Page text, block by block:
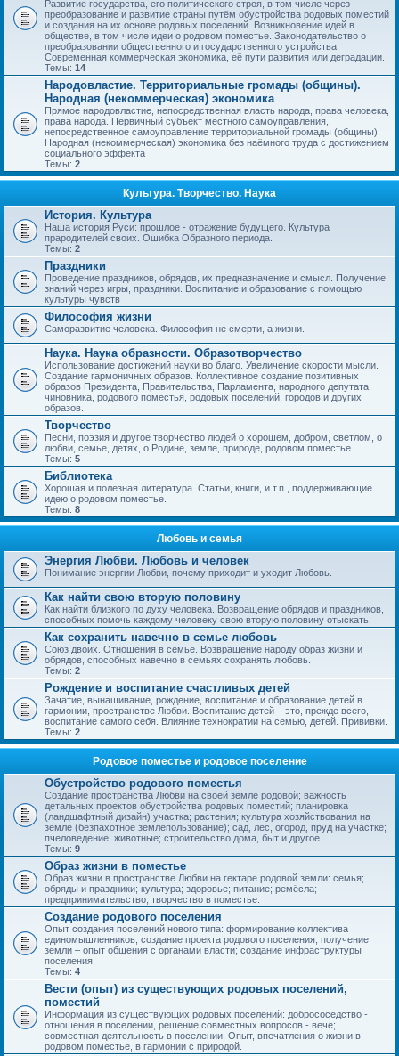
Развитие государства, его политического строя, в том числе через
преобразование и развитие страны путём обустройства родовых поместий
и создания на их основе родовых поселений. Возникновение идей в
обществе, в том числе идеи о родовом поместье. Законодательство о
преобразовании общественного и государственного устройства.
Современная коммерческая экономика, её пути развития или деградации.
Темы: 14
Народовластие. Территориальные громады (общины).
Народная (некоммерческая) экономика
Прямое народовластие, непосредственная власть народа, права человека,
права народа. Первичный субъект местного самоуправления,
непосредственное самоуправление территориальной громады (общины).
Народная (некоммерческая) экономика без наёмного труда с достижением
социального эффекта
Темы: 2
Культура. Творчество. Наука
История. Культура
Наша история Руси: прошлое - отражение будущего. Культура
прародителей своих. Ошибка Образного периода.
Темы: 2
Праздники
Проведение праздников, обрядов, их предназначение и смысл. Получение
знаний через игры, праздники. Воспитание и образование с помощью
культуры чувств
Философия жизни
Саморазвитие человека. Философия не смерти, а жизни.
Наука. Наука образности. Образотворчество
Использование достижений науки во благо. Увеличение скорости мысли.
Создание гармоничных образов. Коллективное создание позитивных
образов Президента, Правительства, Парламента, народного депутата,
чиновника, родового поместья, родовых поселений, городов и других
образов.
Творчество
Песни, поэзия и другое творчество людей о хорошем, добром, светлом, о
любви, семье, детях, о Родине, земле, природе, родовом поместье.
Темы: 5
Библиотека
Хорошая и полезная литература. Статьи, книги, и т.п., поддерживающие
идею о родовом поместье.
Темы: 8
Любовь и семья
Энергия Любви. Любовь и человек
Понимание энергии Любви, почему приходит и уходит Любовь.
Как найти свою вторую половину
Как найти близкого по духу человека. Возвращение обрядов и праздников,
способных помочь каждому человеку свою вторую половину отыскать.
Как сохранить навечно в семье любовь
Союз двоих. Отношения в семье. Возвращение народу образ жизни и
обрядов, способных навечно в семьях сохранять любовь.
Темы: 2
Рождение и воспитание счастливых детей
Зачатие, вынашивание, рождение, воспитание и образование детей в
гармонии, пространстве Любви. Воспитание детей – это, прежде всего,
воспитание самого себя. Влияние технократии на семью, детей. Прививки.
Темы: 2
Родовое поместье и родовое поселение
Обустройство родового поместья
Создание пространства Любви на своей земле родовой; важность
детальных проектов обустройства родовых поместий; планировка
(ландшафтный дизайн) участка; растения; культура хозяйствования на
земле (безпахотное землепользование); сад, лес, огород, пруд на участке;
пчеловедение; животные; строительство дома, быт и другое.
Темы: 9
Образ жизни в поместье
Образ жизни в пространстве Любви на гектаре родовой земли: семья;
обряды и праздники; культура; здоровье; питание; ремёсла;
предпринимательство, творчество в поместье.
Создание родового поселения
Опыт создания поселений нового типа: формирование коллектива
единомышленников; создание проекта родового поселения; получение
земли – опыт общения с органами власти; создание инфраструктуры
поселения.
Темы: 4
Вести (опыт) из существующих родовых поселений,
поместий
Информация из существующих родовых поселений: добрососедство -
отношения в поселении, решение совместных вопросов - вече;
совместная деятельность в поселении. Опыт, впечатления о жизни в
родовом поместье, в гармонии с природой.